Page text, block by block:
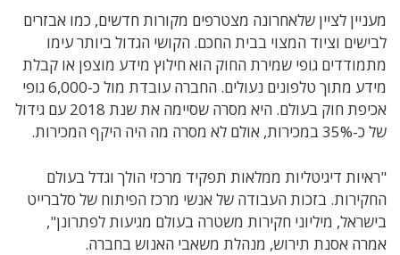
מעניין לציין שלאחרונה מצטרפים מקורות חדשים, כמו אבזרים
לבישים וציוד המצוי בבית החכם. הקושי הגדול ביותר עימו
מתמודדים גופי שמירת החוק הוא חילוץ מידע מוצפן או קבלת
מידע מתוך טלפונים נעולים. החברה עובדת מול כ-6,000 גופי
אכיפת חוק בעולם. היא מסרה שסיימה את שנת 2018 עם גידול
של כ-35% במכירות, אולם לא מסרה מה היה היקף המכירות.
"ראיות דיגיטליות ממלאות תפקיד מרכזי הולך וגדל בעולם
החקירות. בזכות העבודה של אנשי מרכז הפיתוח של סלברייט
בישראל, מיליוני חקירות משטרה בעולם מגיעות לפתרונן",
אמרה אסנת תירוש, מנהלת משאבי האנוש בחברה.